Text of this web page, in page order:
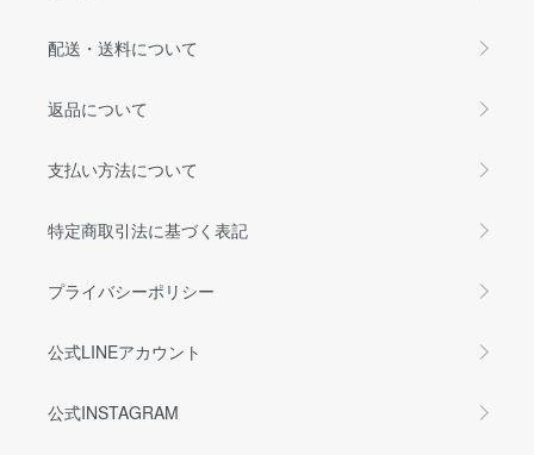
配送・送料について
返品について
支払い方法について
特定商取引法に基づく表記
プライバシーポリシー
公式LINEアカウント
公式INSTAGRAM